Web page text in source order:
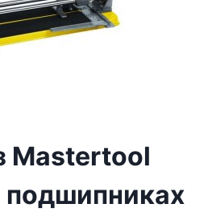
Mastertool